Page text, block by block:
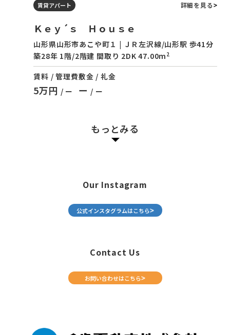
賃貸アパート 詳細を見る
Ｋｅｙ´ｓ Ｈｏｕｓｅ
山形県山形市あこや町１ | ＪＲ左沢線/山形駅 歩41分
築28年 1階/2階建 間取り 2DK 47.00m 2
賃料 / 管理費
5万円 / ー
敷金 / 礼金
ー / ー
もっとみる
Our Instagram
公式インスタグラムはこちら
Contact Us
お問い合わせはこちら